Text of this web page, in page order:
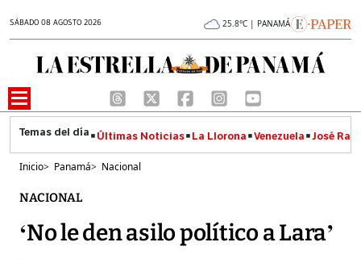
SÁBADO 08 AGOSTO 2026 25.8°C | PANAMÁ
Últimas Noticias La Llorona Venezuela José
Inicio> Panamá> Nacional
NACIONAL
‘No le den asilo político a Lara’